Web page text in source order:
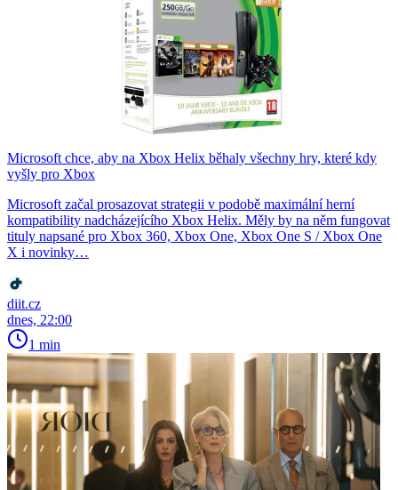
Microsoft chce, aby na Xbox Helix běhaly všechny hry, které kdy
vyšly pro Xbox
Microsoft začal prosazovat strategii v podobě maximální herní
kompatibility nadcházejícího Xbox Helix. Měly by na něm fungovat
tituly napsané pro Xbox 360, Xbox One, Xbox One S / Xbox One
X i novinky…
diit.cz
dnes, 22:00
1 min